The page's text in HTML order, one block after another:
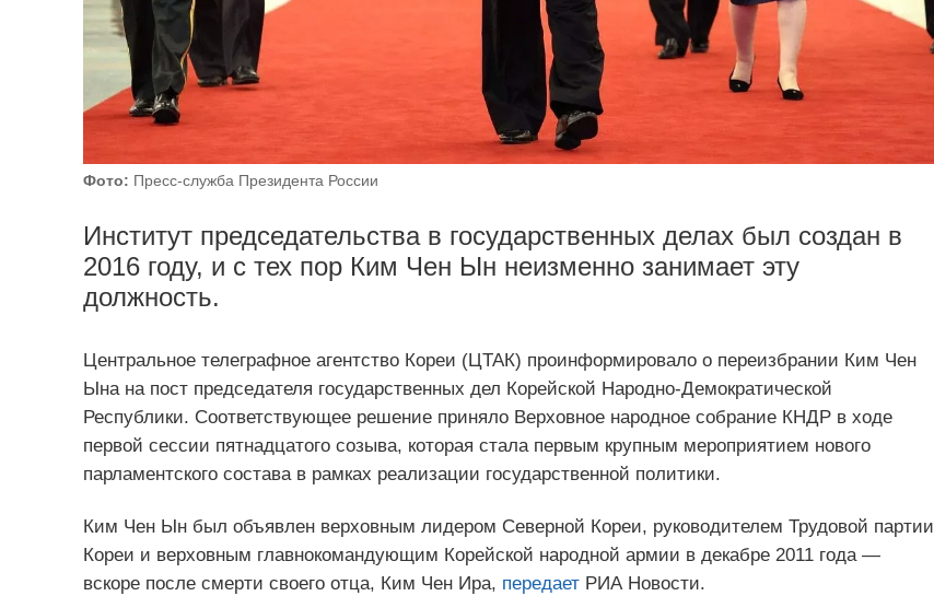
Фото: Пресс-служба Президента России
Институт председательства в государственных делах был создан в
2016 году, и с тех пор Ким Чен Ын неизменно занимает эту
должность.
Центральное телеграфное агентство Кореи (ЦТАК) проинформировало о переизбрании Ким Чен
Ына на пост председателя государственных дел Корейской Народно-Демократической
Республики. Соответствующее решение приняло Верховное народное собрание КНДР в ходе
первой сессии пятнадцатого созыва, которая стала первым крупным мероприятием нового
парламентского состава в рамках реализации государственной политики.
Ким Чен Ын был объявлен верховным лидером Северной Кореи, руководителем Трудовой партии
Кореи и верховным главнокомандующим Корейской народной армии в декабре 2011 года —
вскоре после смерти своего отца, Ким Чен Ира, передаетРИА Новости.